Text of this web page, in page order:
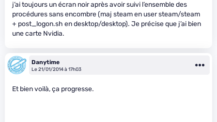
j’ai toujours un écran noir après avoir suivi l’ensemble des
procédures sans encombre (maj steam en user steam/steam
+ post_logon.sh en desktop/desktop). Je précise que j’ai bien
une carte Nvidia.
Danytime
Le 21/01/2014 à 17h03
Et bien voilà, ça progresse.